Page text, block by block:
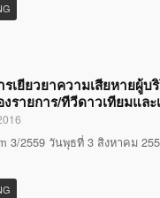
เยียวยาความเสียหายผู้บ
รายการ/ทีวีดาวเทียมและ
3/2559 วันพุธที่ 3 สิงหาคม